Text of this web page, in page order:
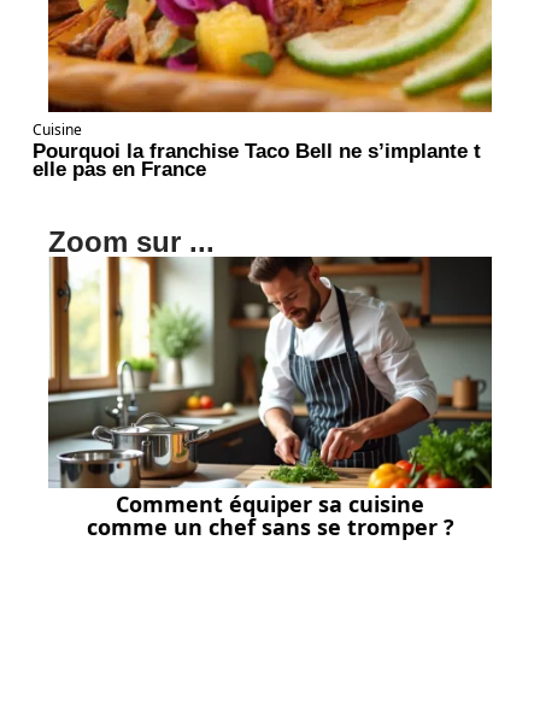
Cuisine
Pourquoi la franchise Taco Bell ne s’implante t
elle pas en France
Zoom sur ...
Comment équiper sa cuisine
comme un chef sans se tromper ?